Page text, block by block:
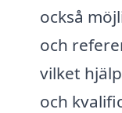
också
och
vilket
och